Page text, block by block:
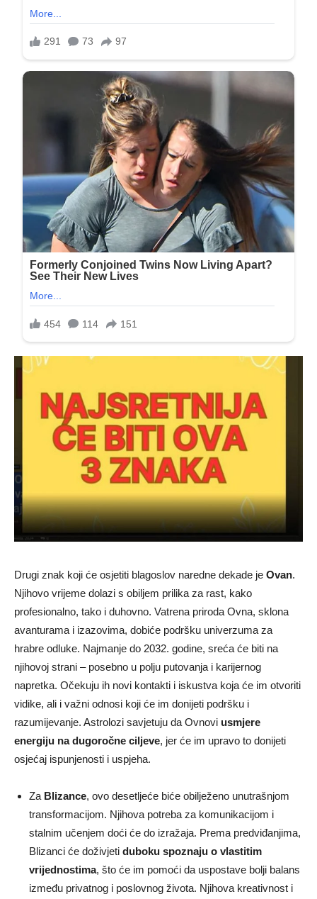
Drugi znak koji će osjetiti blagoslov naredne dekade je Ovan.
Njihovo vrijeme dolazi s obiljem prilika za rast, kako
profesionalno, tako i duhovno. Vatrena priroda Ovna, sklona
avanturama i izazovima, dobiće podršku univerzuma za
hrabre odluke. Najmanje do 2032. godine, sreća će biti na
njihovoj strani – posebno u polju putovanja i karijernog
napretka. Očekuju ih novi kontakti i iskustva koja će im otvoriti
vidike, ali i važni odnosi koji će im donijeti podršku i
razumijevanje. Astrolozi savjetuju da Ovnovi usmjere
energiju na dugoročne ciljeve, jer će im upravo to donijeti
osjećaj ispunjenosti i uspjeha.
Za Blizance, ovo desetljeće biće obilježeno unutrašnjom
transformacijom. Njihova potreba za komunikacijom i
stalnim učenjem doći će do izražaja. Prema predviđanjima,
Blizanci će doživjeti duboku spoznaju o vlastitim
vrijednostima, što će im pomoći da uspostave bolji balans
između privatnog i poslovnog života. Njihova kreativnost i